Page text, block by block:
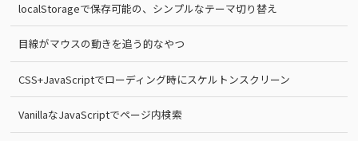
localStorageで保存可能の、シンプルなテーマ切り替え
目線がマウスの動きを追う的なやつ
CSS+JavaScriptでローディング時にスケルトンスクリーン
VanillaなJavaScriptでページ内検索